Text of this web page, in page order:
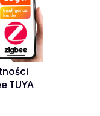
TUYA